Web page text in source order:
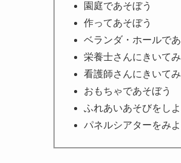
園庭であそぼう
作ってあそぼう
ベランダ・ホールで
栄養士さんにきいてみ
看護師さんにきいてみ
おもちゃであそぼう
ふれあいあそびをしよ
パネルシアターをみよ